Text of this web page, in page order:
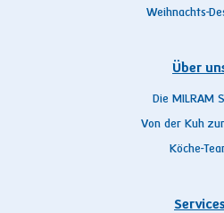
Weihnachts-
Über
Die MILRAM
Von der Kuh
Köche-